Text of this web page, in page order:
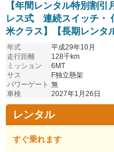
【年間レンタル特別割
レス式 連続スイッチ・
米クラス】【長期レンタ
年式
平成29年10月
走行距離
128千km
ミッション
6MT
サス
F独立懸架
パワーゲート 無
車検
2027年1月26日
レンタル
すぐ乗れます